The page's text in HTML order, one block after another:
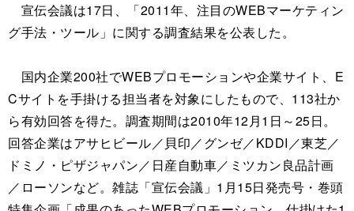
宣伝会議は17日、「2011年、注目のWEBマーケティン
グ手法・ツール」に関する調査結果を公表した。
国内企業200社でWEBプロモーションや企業サイト、E
Cサイトを手掛ける担当者を対象にしたもので、113社か
ら有効回答を得た。調査期間は2010年12月1日～25日。
回答企業はアサヒビール／貝印／グンゼ／KDDI／東芝／
ドミノ・ピザジャパン／日産自動車／ミツカン良品計画
／ローソンなど。雑誌「宣伝会議」1月15日発売号・巻頭